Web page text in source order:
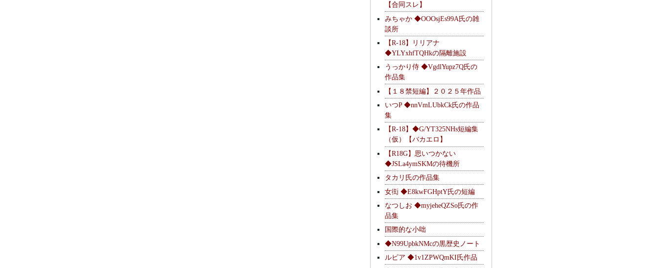
【合同スレ】
みちゃか ◆OOOsjEs99A氏の雑
談所
【R-18】リリアナ
◆YLYxhfTQHkの隔離施設
うっかり侍 ◆VgdlYupz7Q氏の
作品集
【１８禁短編】２０２５年作品
いつP ◆nnVmLUbkCk氏の作品
集
【R-18】◆G/YT325NHs短編集
（仮）【バカエロ】
【R18G】思いつかない
◆JSLa4ymSKMの待機所
タカリ氏の作品集
女衒 ◆E8kwFGHptY氏の短編
なつしお ◆myjeheQZSo氏の作
品集
国際的な小咄
◆N99UpbkNMcの黒歴史ノート
ルピア ◆1v1ZPWQmKI氏作品